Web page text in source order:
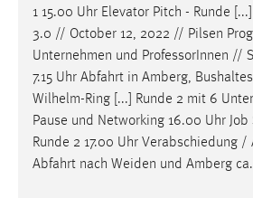
1 15.00 Uhr Elevator Pitch - Runde [...]
3.0 // October 12, 2022 // Pilsen
Unternehmen und ProfessorInnen //
7.15 Uhr Abfahrt in Amberg,
Wilhelm-Ring [...] Runde 2 mit 6
Pause und Networking 16.00 Uhr Job
Runde 2 17.00 Uhr Verabschiedung
Abfahrt nach Weiden und Amberg